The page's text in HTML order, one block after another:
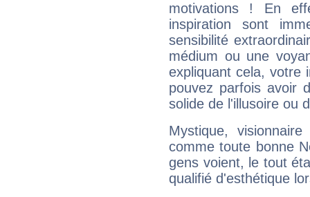
motivations ! En
inspiration sont
sensibilité
médium ou une
expliquant cela, votre
pouvez parfois avoir
solide de l'illusoire ou
Mystique,
comme toute bonne
gens voient, le tout
qualifié d'esthétique